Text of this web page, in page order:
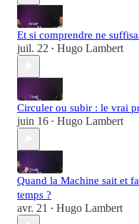
Et si comprendre ne
juil. 22 • Hugo Lambert
Circuler ou subir : le vrai
juin 16 • Hugo Lambert
Quand la Machine sait et
temps ?
avr. 21 • Hugo Lambert